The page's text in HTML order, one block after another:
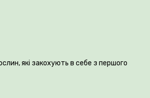
пятнистости. Цветет до
які закохують в себе з першого